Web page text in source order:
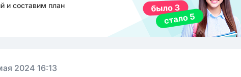
и составим план
2024 16:13